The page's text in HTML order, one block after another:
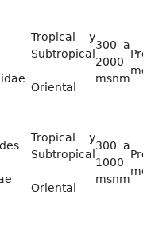
Tropical y
Subtropical
Oriental
300 a
2000
msnm
Tropical y
Subtropical
Oriental
300 a
1000
msnm